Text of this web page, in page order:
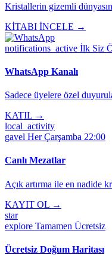
Kristallerin gizemli
KİTABI İNCELE →
notifications_active İlk Siz
WhatsApp Kanalı
Sadece üyelere özel
KATIL →
local_activity
gavel Her Çarşamba 22:00
Canlı Mezatlar
Açık artırma ile en nadide
KAYIT OL →
star
explore Tamamen Ücretsiz
Ücretsiz Doğum Haritası